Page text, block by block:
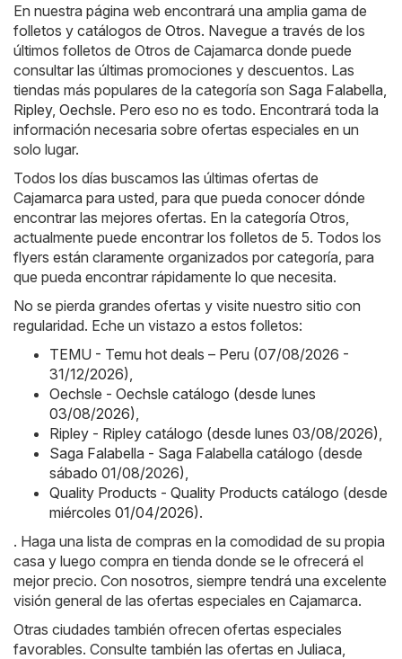
En nuestra página web encontrará una amplia gama de
folletos y catálogos de Otros. Navegue a través de los
últimos folletos de Otros de Cajamarca donde puede
consultar las últimas promociones y descuentos. Las
tiendas más populares de la categoría son Saga Falabella
Ripley, Oechsle. Pero eso no es todo. Encontrará toda la
información necesaria sobre ofertas especiales en un
solo lugar.
Todos los días buscamos las últimas ofertas de
Cajamarca para usted, para que pueda conocer dónde
encontrar las mejores ofertas. En la categoría Otros,
actualmente puede encontrar los folletos de 5. Todos los
flyers están claramente organizados por categoría, para
que pueda encontrar rápidamente lo que necesita.
No se pierda grandes ofertas y visite nuestro sitio con
regularidad. Eche un vistazo a estos folletos:
TEMU - Temu hot deals – Peru (07/08/2026 -
31/12/2026)
Oechsle - Oechsle catálogo (desde lunes
03/08/2026)
Ripley - Ripley catálogo (desde lunes 03/08/2026)
Saga Falabella - Saga Falabella catálogo (desde
sábado 01/08/2026)
Quality Products - Quality Products catálogo (desde
miércoles 01/04/2026).
. Haga una lista de compras en la comodidad de su propia
casa y luego compra en tienda donde se le ofrecerá el
mejor precio. Con nosotros, siempre tendrá una excelente
visión general de las ofertas especiales en Cajamarca.
Otras ciudades también ofrecen ofertas especiales
favorables. Consulte también las ofertas en Juliaca